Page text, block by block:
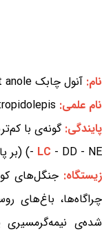
نام: آنول چابک Swift anole
نام علمی:
پایندگی:
- LC - DD - NE) (بر پایه‌ی سیاهه‌ی سرخ IUCN)
زیستگاه:جنگل‌های
چراگاه‌ها، باغ‌های
شده‌ی نیمه‌گرمسیری